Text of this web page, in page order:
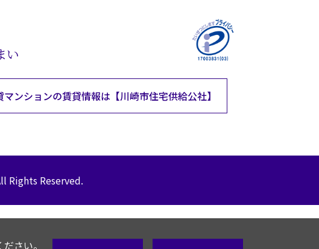
い
マンションの賃貸情報は 【川崎市住宅供給公社】
Rights Reserved.
さい。